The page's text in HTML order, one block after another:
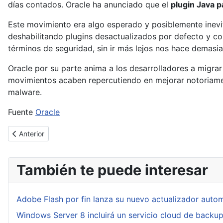
días contados. Oracle ha anunciado que el plugin Java
Este movimiento era algo esperado y posiblemente
deshabilitando plugins desactualizados por defecto y
términos de seguridad, sin ir más lejos nos hace
Oracle por su parte anima a los desarrolladores a
movimientos acaben repercutiendo en mejorar
malware.
Fuente Oracle
Artículo anterior: Google comienza a bloquear webs que
Anterior
También te puede interesar
Adobe Flash por fin lanza su nuevo actualizador
Windows Server 8 incluirá un servicio cloud de backup